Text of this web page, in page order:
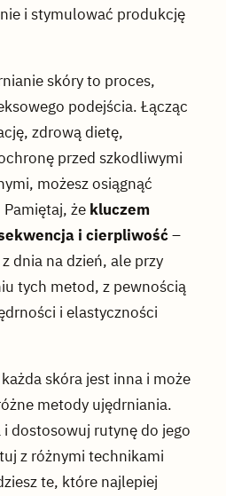
i stymulować produkcję
skóry to proces,
podejścia. Łącząc
zdrową dietę,
przed szkodliwymi
możesz osiągnąć
że kluczem
i cierpliwość–
dnia na dzień, ale przy
tych metod, z pewnością
i elastyczności
skóra jest inna i może
metody ujędrniania.
i dostosowuj rutynę do jego
z różnymi technikami
te, które najlepiej